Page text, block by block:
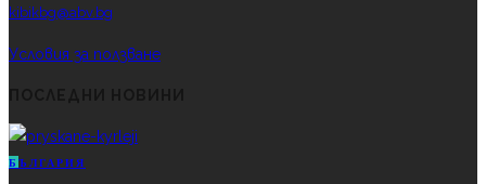
kibikbg@abv.bg
Условия за ползване
Б ЪЛГАРИЯ